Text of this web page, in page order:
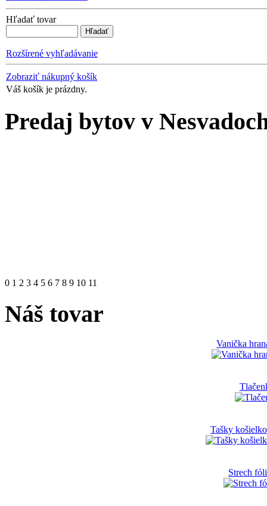
Hľadať tovar
Rozšírené vyhľadávanie
Zobraziť nákupný košík
Váš košík je prázdny.
Predaj bytov v
0 1 2 3 4 5 6 7 8 9 10 11
Náš tovar
Vanička
Tašky
Strech